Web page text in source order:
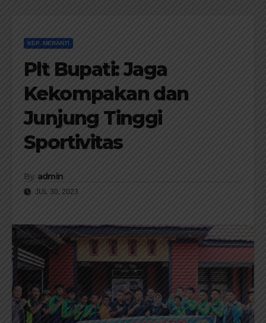
KEP. MERANTI
Plt Bupati: Jaga
Kekompakan dan
Junjung Tinggi
Sportivitas
By admin
JUL 30, 2023